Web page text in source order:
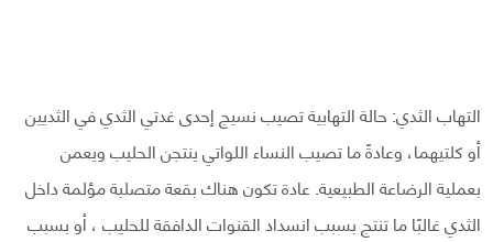
التهاب الثدي: حالة التهابية تصيب نسيج إحدى غدتي الثدي في الثديين
أو كلتيهما، وعادةً ما تصيب النساء اللواتي ينتجن الحليب ويعمن
بعملية الرضاعة الطبيعية. عادة تكون هناك بقعة متصلبة مؤلمة داخل
الثدي غالبًا ما تنتج بسبب انسداد القنوات الدافقة للحليب ، أو بسبب